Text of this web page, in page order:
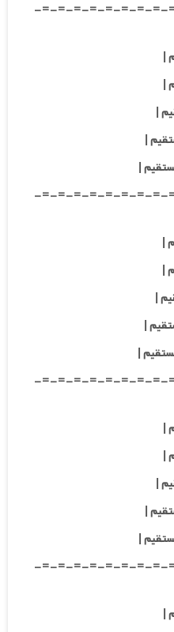
-=-=-=-=-=-=-=-=-
-=-=-=-=-=-=-=-=-
-=-=-=-=-=-=-=-=-
-=-=-=-=-=-=-=-=-